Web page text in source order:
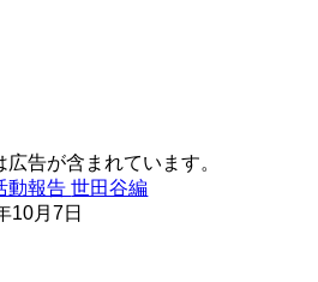
告が含まれています。
動報告世田谷編
10月7日